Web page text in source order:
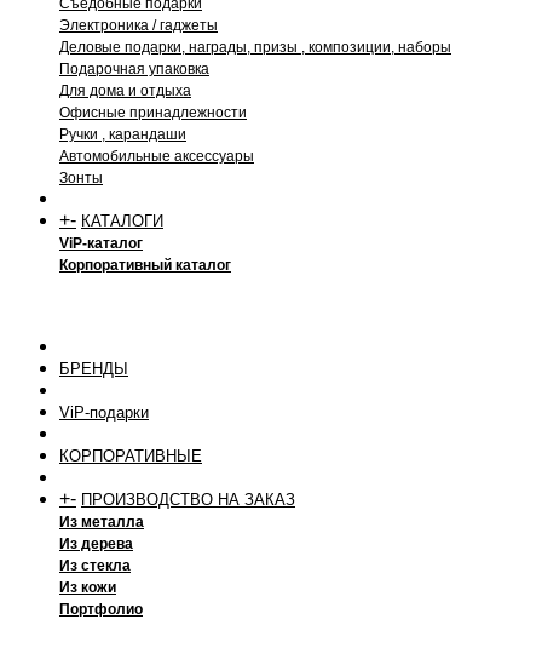
Съедобные подарки
Электроника / гаджеты
Деловые подарки, награды, призы , композиции, наборы
Подарочная упаковка
Для дома и отдыха
Офисные принадлежности
Ручки , карандаши
Автомобильные аксессуары
Зонты
+- КАТАЛОГИ
ViP-каталог
Корпоративный каталог
БРЕНДЫ
ViP-подарки
КОРПОРАТИВНЫЕ
+- ПРОИЗВОДСТВО НА ЗАКАЗ
Из металла
Из дерева
Из стекла
Из кожи
Портфолио